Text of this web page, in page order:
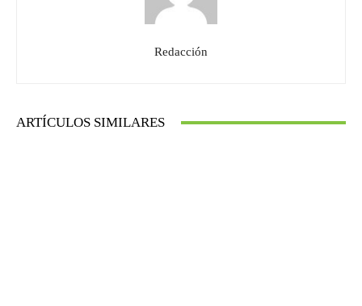
Redacción
ARTÍCULOS SIMILARES